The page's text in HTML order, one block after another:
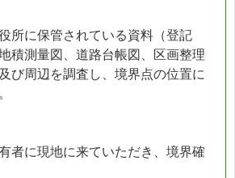
所に保管されている資料（登記
積測量図、道路台帳図、区画整理
び周辺を調査し、境界点の位置に
者に現地に来ていただき、境界確